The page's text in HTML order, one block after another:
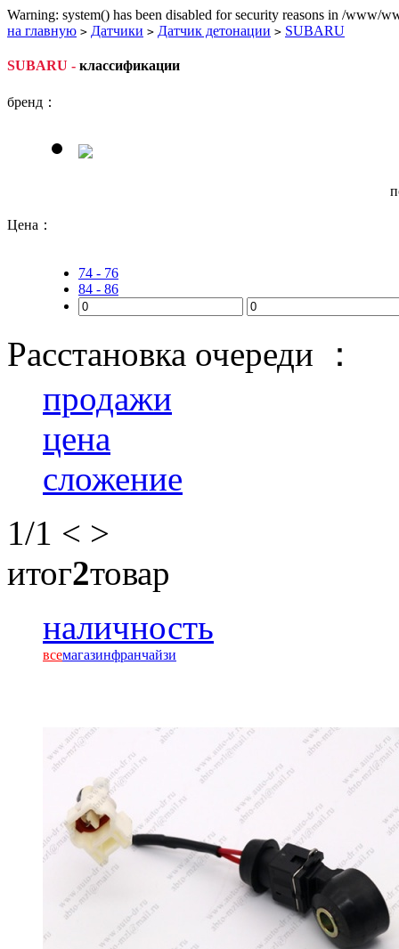
Warning: system() has been disabled for security reasons in /www/
на главную > Датчики > Датчик детонации > SUBARU
SUBARU - классификации
бренд：
Цена：
74 - 76
84 - 86
Расстановка очереди ：
продажи
цена
сложение
1/1 < >
итог2товар
наличность
всемагазинфранчайзи